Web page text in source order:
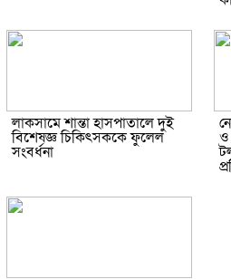
লাকসামে শান্তা হাসপাতালে দুই
বিশেষজ্ঞ চিকিৎসককে ফুলেল
সংবর্ধনা
ও